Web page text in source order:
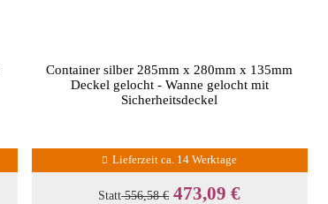
Container silber 285mm x 280mm x 135mm
Deckel gelocht - Wanne gelocht mit
Sicherheitsdeckel
Lieferzeit ca. 14 Werktage
Statt556,58 € 473,09 €